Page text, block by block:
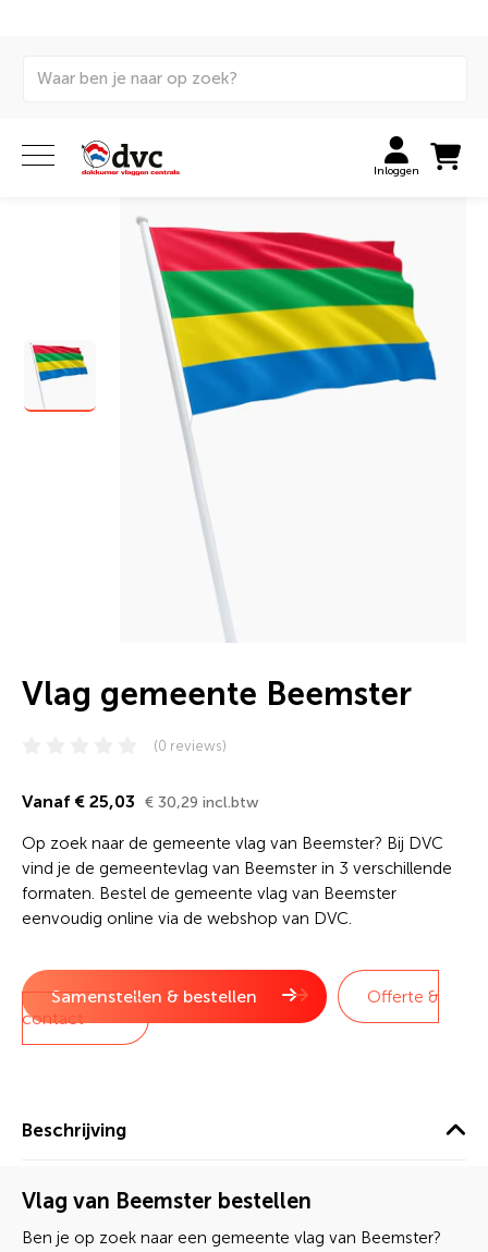
Inloggen
Vlag gemeente Beemster
(0 reviews)
Vanaf € 25,03 € 30,29 incl.btw
Op zoek naar de gemeente vlag van Beemster? Bij DVC
vind je de gemeentevlag van Beemster in 3 verschillende
formaten. Bestel de gemeente vlag van Beemster
eenvoudig online via de webshop van DVC.
Samenstellen & bestellen
Offerte &
contact
Beschrijving
Vlag van Beemster bestellen
Ben je op zoek naar een gemeente vlag van Beemster?